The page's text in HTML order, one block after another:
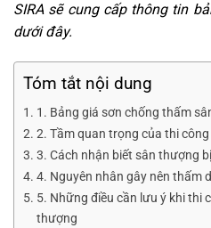
SIRA sẽ cung cấp thông tin
dưới đây.
Tóm tắt nội dung
1. Bảng giá sơn chống thấm
2. Tầm quan trọng của thi
3. Cách nhận biết sân thượng
4. Nguyên nhân gây nên thấm
5. Những điều cần lưu ý khi thi
thượng